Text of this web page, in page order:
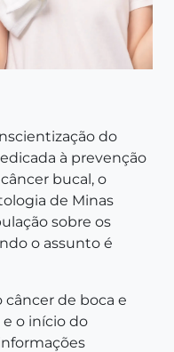
do
à prevenção
bucal, o
de Minas
sobre os
o assunto é
de boca e
o início do